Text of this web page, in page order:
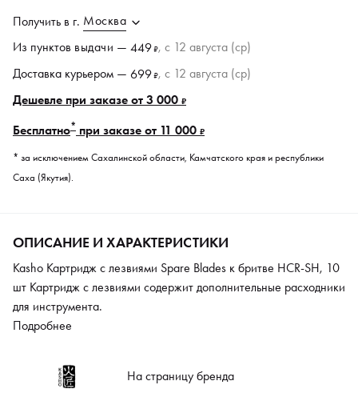
Получить в г. Москва
Из пунктов выдачи — 449₽, c 12 августа (ср)
Доставка курьером — 699₽, c 12 августа (ср)
Дешевле при заказе от 3 000 ₽
Бесплатно* при заказе от 11 000 ₽
* за исключением Сахалинской области, Камчатского края и республики
Саха (Якутия).
ОПИСАНИЕ И ХАРАКТЕРИСТИКИ
Kasho Картридж с лезвиями Spare Blades к бритве HCR-SH, 10
шт Картридж с лезвиями содержит дополнительные расходники
для инструмента.
Подробнее
На страницу бренда